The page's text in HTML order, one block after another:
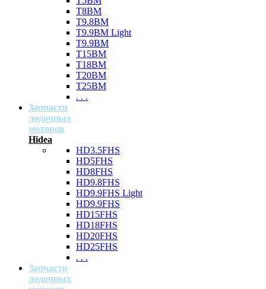
T8BM
T9.8BM
T9.9BM Light
T9.9BM
T15BM
T18BM
T20BM
T25BM
. . .
Запчасти
лодочных
моторов
Hidea
HD3.5FHS
HD5FHS
HD8FHS
HD9.8FHS
HD9.9FHS Light
HD9.9FHS
HD15FHS
HD18FHS
HD20FHS
HD25FHS
. . .
Запчасти
лодочных